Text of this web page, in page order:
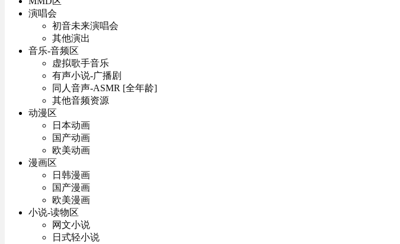
演唱会
初音未来演唱会
其他演出
音乐-音频区
虚拟歌手音乐
有声小说-广播剧
同人音声-ASMR [全年龄]
其他音频资源
动漫区
日本动画
国产动画
欧美动画
漫画区
日韩漫画
国产漫画
欧美漫画
小说-读物区
网文小说
日式轻小说